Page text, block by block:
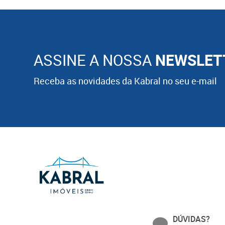
ASSINE A NOSSA
Receba as novidades da Kabral no seu e-mail
DÚVIDAS?